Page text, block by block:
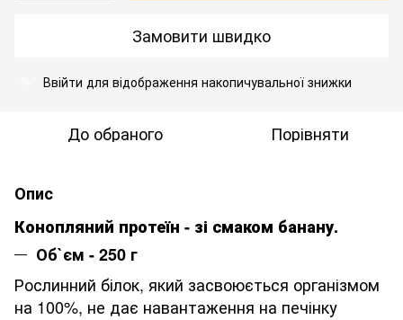
Замовити швидко
Ввійти для відображення накопичувальної знижки
До обраного Порівняти
Опис
Конопляний протеїн - зі смаком банану.
Об`єм - 250 г
Рослинний білок, який засвоюється організмом
на 100%, не дає навантаження на печінку